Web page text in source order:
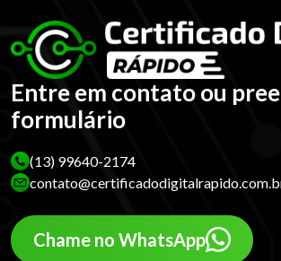
Entre em contato ou
formulário
(13) 99640-2174
Chame no WhatsApp